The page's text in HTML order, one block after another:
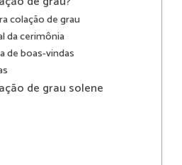
colação de grau
da cerimônia
de boas-vindas
de grau solene